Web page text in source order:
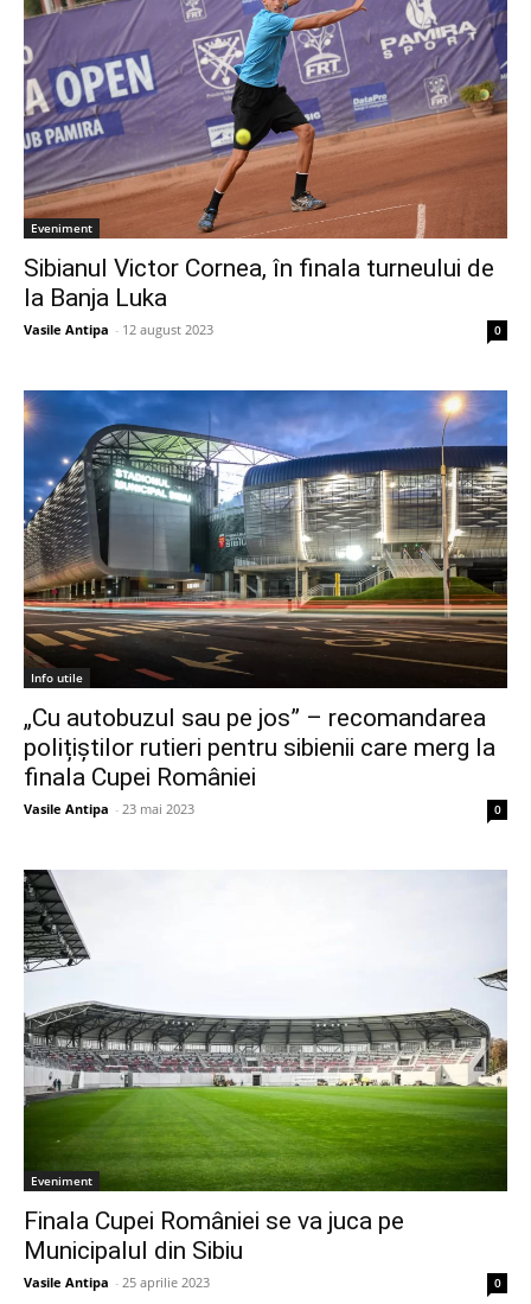
Eveniment
Sibianul Victor Cornea, în finala turneului de
la Banja Luka
Vasile Antipa - 12 august 2023 0
Info utile
„Cu autobuzul sau pe jos” – recomandarea
polițiștilor rutieri pentru sibienii care merg la
finala Cupei României
Vasile Antipa - 23 mai 2023 0
Eveniment
Finala Cupei României se va juca pe
Municipalul din Sibiu
Vasile Antipa - 25 aprilie 2023 0